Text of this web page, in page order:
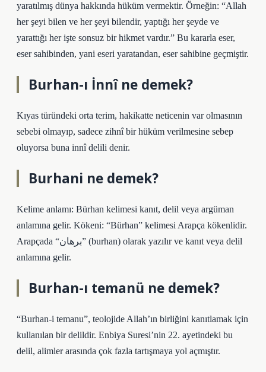
yaratılmış dünya hakkında hüküm vermektir. Örneğin: “Allah
her şeyi bilen ve her şeyi bilendir, yaptığı her şeyde ve
yarattığı her işte sonsuz bir hikmet vardır.” Bu kararla eser,
eser sahibinden, yani eseri yaratandan, eser sahibine geçmiştir.
Burhan-ı İnnî ne demek?
Kıyas türündeki orta terim, hakikatte neticenin var olmasının
sebebi olmayıp, sadece zihnî bir hüküm verilmesine sebep
oluyorsa buna innî delili denir.
Burhani ne demek?
Kelime anlamı: Bürhan kelimesi kanıt, delil veya argüman
anlamına gelir. Kökeni: “Bürhan” kelimesi Arapça kökenlidir.
Arapçada “برهان” (burhan) olarak yazılır ve kanıt veya delil
anlamına gelir.
Burhan-ı temanü ne demek?
“Burhan-i temanu”, teolojide Allah’ın birliğini kanıtlamak için
kullanılan bir delildir. Enbiya Suresi’nin 22. ayetindeki bu
delil, alimler arasında çok fazla tartışmaya yol açmıştır.